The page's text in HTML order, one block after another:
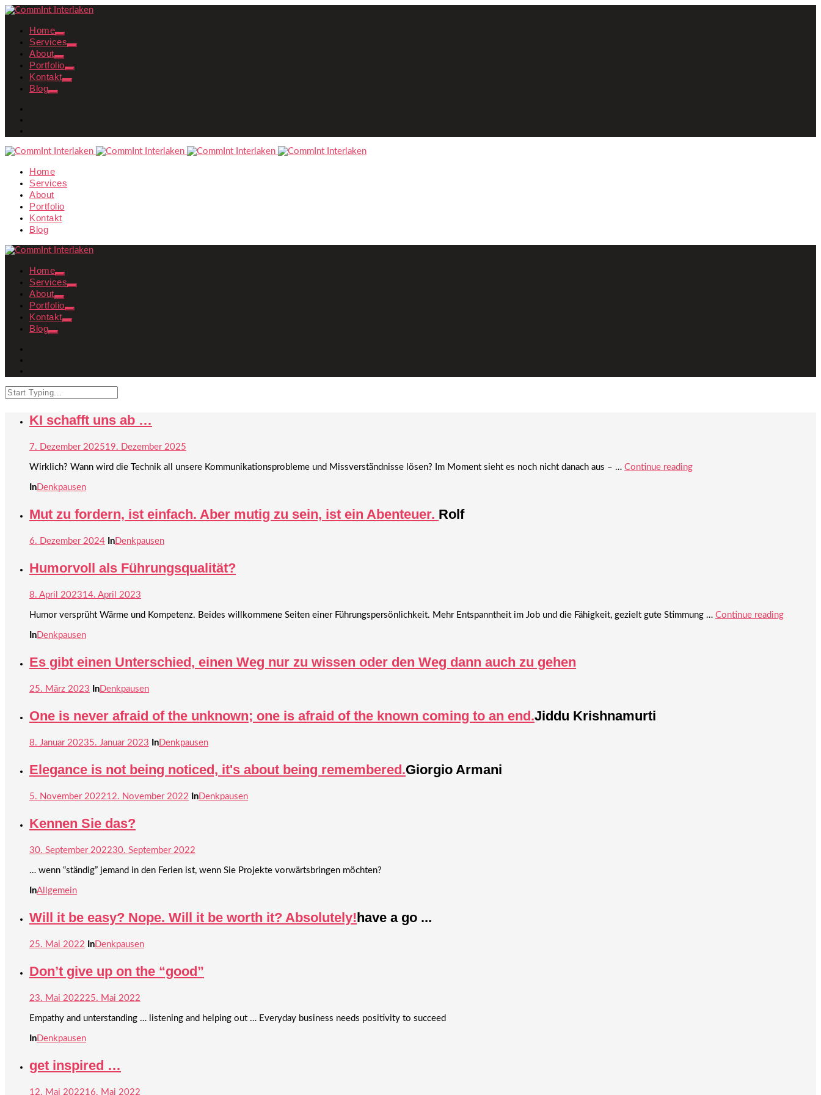
Home
Services
About
Portfolio
Kontakt
Blog
Home
Services
About
Portfolio
Kontakt
Blog
Home
Services
About
Portfolio
Kontakt
Blog
KI schafft uns ab …
7. Dezember 202519. Dezember 2025
Wirklich? Wann wird die Technik all unsere Kommunikationsprobleme und Missverständnisse lösen? Im Moment sieht es noch nicht danach aus – … Continue reading
InDenkpausen
Mut zu fordern, ist einfach. Aber mutig zu sein, ist ein Abenteuer. Rolf
6. Dezember 2024 InDenkpausen
Humorvoll als Führungsqualität?
8. April 202314. April 2023
Humor versprüht Wärme und Kompetenz. Beides willkommene Seiten einer Führungspersönlichkeit. Mehr Entspanntheit im Job und die Fähigkeit, gezielt gute Stimmung … Continue reading
InDenkpausen
Es gibt einen Unterschied, einen Weg nur zu wissen oder den Weg dann auch zu gehen
25. März 2023 InDenkpausen
One is never afraid of the unknown; one is afraid of the known coming to an end.Jiddu Krishnamurti
8. Januar 20235. Januar 2023 InDenkpausen
Elegance is not being noticed, it's about being remembered.Giorgio Armani
5. November 202212. November 2022 InDenkpausen
Kennen Sie das?
30. September 202230. September 2022
… wenn “ständig” jemand in den Ferien ist, wenn Sie Projekte vorwärtsbringen möchten?
InAllgemein
Will it be easy? Nope. Will it be worth it? Absolutely!have a go ...
25. Mai 2022 InDenkpausen
Don’t give up on the “good”
23. Mai 202225. Mai 2022
Empathy and unterstanding … listening and helping out … Everyday business needs positivity to succeed
InDenkpausen
get inspired …
12. Mai 202216. Mai 2022